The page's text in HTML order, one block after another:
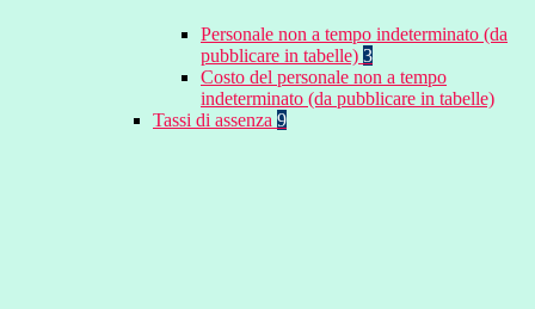
Personale non a tempo indeterminato (da
pubblicare in tabelle) 3
Costo del personale non a tempo
indeterminato (da pubblicare in tabelle)
Tassi di assenza 9